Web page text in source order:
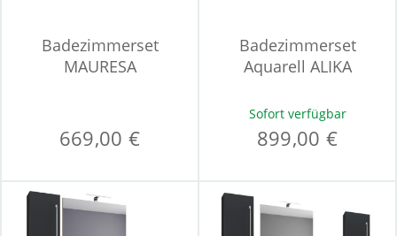
Badezimmerset
MAURESA
669,00 €
Badezimmerset
Aquarell ALIKA
Sofort verfügbar
899,00 €